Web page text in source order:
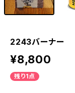
2243バーナー
¥8,800
残り1点